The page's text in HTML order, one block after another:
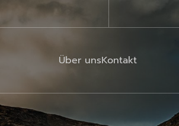
Über unsKontakt